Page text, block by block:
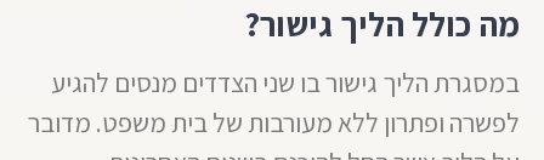
מה כולל הליך גישור?
במסגרת הליך גישור בו שני הצדדים מנסים להגיע
לפשרה ופתרון ללא מעורבות של בית משפט. מדובר